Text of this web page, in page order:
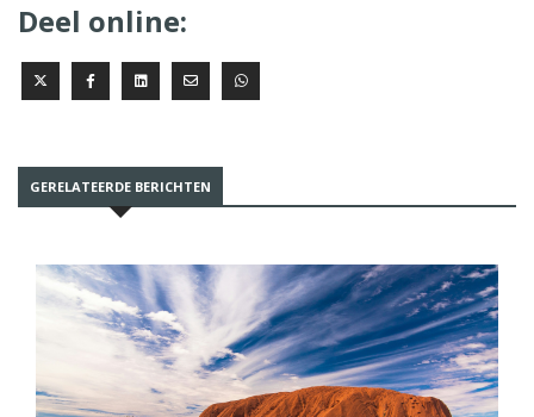
Deel online:
GERELATEERDE BERICHTEN